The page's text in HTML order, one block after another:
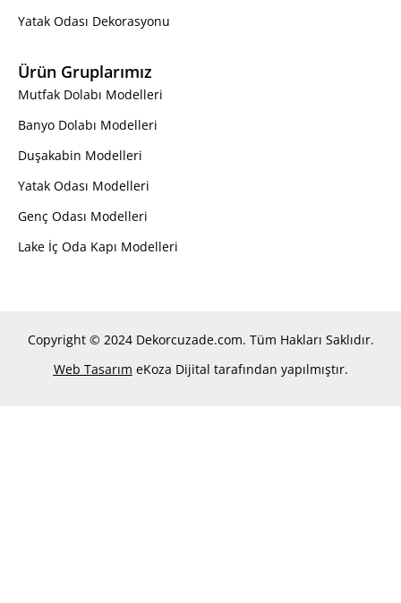
Yatak Odası Dekorasyonu
Ürün Gruplarımız
Mutfak Dolabı Modelleri
Banyo Dolabı Modelleri
Duşakabin Modelleri
Yatak Odası Modelleri
Genç Odası Modelleri
Lake İç Oda Kapı Modelleri
Copyright © 2024 Dekorcuzade.com. Tüm Hakları Saklıdır.
Web Tasarım eKoza Dijital tarafından yapılmıştır.